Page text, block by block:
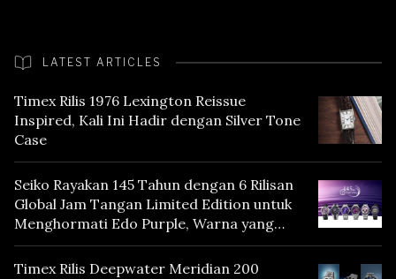
LATEST ARTICLES
Timex Rilis 1976 Lexington Reissue
Inspired, Kali Ini Hadir dengan Silver Tone
Case
Seiko Rayakan 145 Tahun dengan 6 Rilisan
Global Jam Tangan Limited Edition untuk
Menghormati Edo Purple, Warna yang
Mencerminkan Warisan Tokyo
Timex Rilis Deepwater Meridian 200